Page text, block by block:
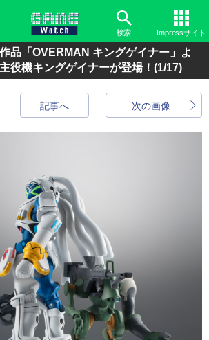
検索 Impressサイト
品「OVERMAN キングゲイナー」よ
役機キングゲイナーが登場！ (1/17)
次の画像
記事へ